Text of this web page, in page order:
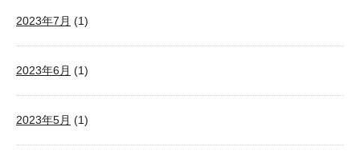
2023年7月 (1)
2023年6月 (1)
2023年5月 (1)